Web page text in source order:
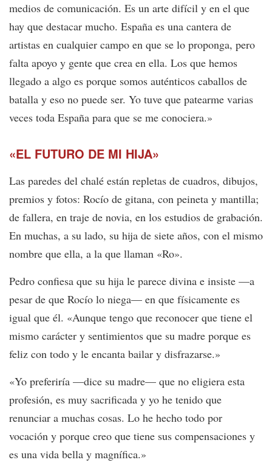
medios de comunicación. Es un arte difícil y en el que
hay que destacar mucho. España es una cantera de
artistas en cualquier campo en que se lo proponga, pero
falta apoyo y gente que crea en ella. Los que hemos
llegado a algo es porque somos auténticos caballos de
batalla y eso no puede ser. Yo tuve que patearme varias
veces toda España para que se me conociera.»
«EL FUTURO DE MI HIJA»
Las paredes del chalé están repletas de cuadros, dibujos,
premios y fotos: Rocío de gitana, con peineta y mantilla;
de fallera, en traje de novia, en los estudios de grabación.
En muchas, a su lado, su hija de siete años, con el mismo
nombre que ella, a la que llaman «Ro».
Pedro confiesa que su hija le parece divina e insiste —a
pesar de que Rocío lo niega— en que físicamente es
igual que él. «Aunque tengo que reconocer que tiene el
mismo carácter y sentimientos que su madre porque es
feliz con todo y le encanta bailar y disfrazarse.»
«Yo preferiría —dice su madre— que no eligiera esta
profesión, es muy sacrificada y yo he tenido que
renunciar a muchas cosas. Lo he hecho todo por
vocación y porque creo que tiene sus compensaciones y
es una vida bella y magnífica.»